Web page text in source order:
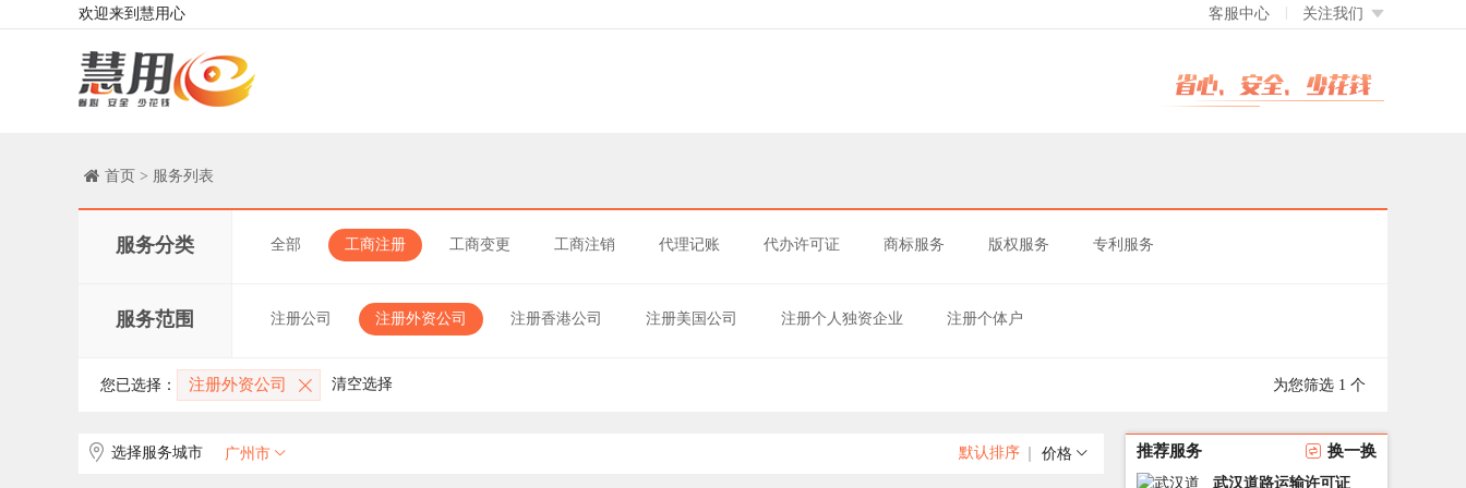
欢迎来到慧用心 客服中心 关注我们
首页 > 服务列表
服务分类 全部 工商注册 工商变更 工商注销 代理记账 代办许可证 商标服务 版权服务 专利服务
服务范围 注册公司 注册外资公司 注册香港公司 注册美国公司 注册个人独资企业 注册个体户
您已选择： 注册外资公司 清空选择 为您筛选 1 个
选择服务城市 广州市 默认排序 价格 推荐服务 换一换
武汉道路运输许可证